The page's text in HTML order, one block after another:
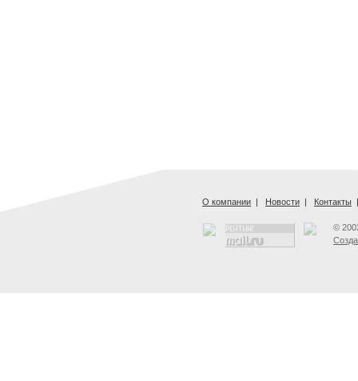
О компании | Новости | Контакты |
©